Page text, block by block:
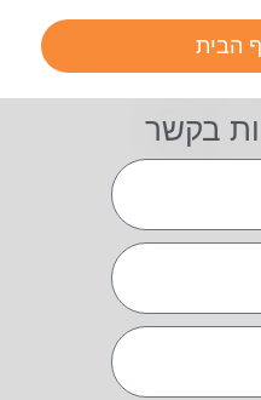
הבית
בקשר